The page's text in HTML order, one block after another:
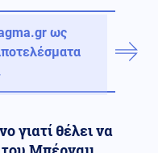
ως
γιατί θέλει να